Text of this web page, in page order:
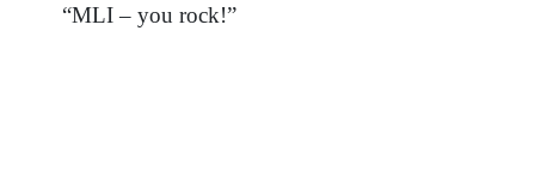
“MLI – you rock!”